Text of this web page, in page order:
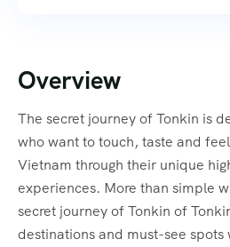
Overview
The secret journey of Tonkin is
who want to touch, taste and
Vietnam through their unique
experiences. More than simple
secret journey of Tonkin of
destinations and must-see